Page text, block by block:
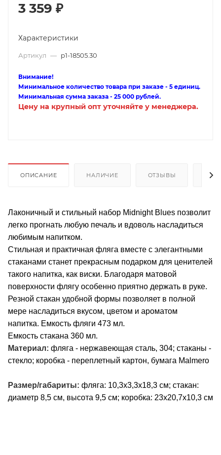
3 359 ₽
Характеристики
Артикул — p1-18505.30
Внимание!
Минимальное количество товара при заказе - 5 единиц.
Минимальная сумма заказа - 25 000 рублей.
Цену на крупный опт уточняйте у менеджера.
ОПИСАНИЕ НАЛИЧИЕ ОТЗЫВЫ
Лаконичный и стильный набор Midnight Blues позволит
легко прогнать любую печаль и вдоволь насладиться
любимым напитком.
Стильная и практичная фляга вместе с элегантными
стаканами станет прекрасным подарком для ценителей
такого напитка, как виски. Благодаря матовой
поверхности флягу особенно приятно держать в руке.
Резной стакан удобной формы позволяет в полной
мере насладиться вкусом, цветом и ароматом
напитка. Емкость фляги 473 мл.
Емкость стакана 360 мл.
Материал: фляга - нержавеющая сталь, 304; стаканы -
стекло; коробка - переплетный картон, бумага Malmero
Размер/габариты: фляга: 10,3х3,3х18,3 см; стакан:
диаметр 8,5 см, высота 9,5 см; коробка: 23х20,7х10,3 см